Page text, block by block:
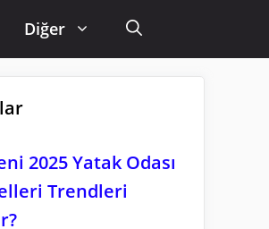
Diğer
2025 Yatak Odası
Trendleri